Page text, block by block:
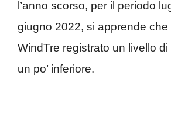
l’anno scorso, per il periodo
giugno 2022, si apprende che
WindTre registrato un livello
un po’ inferiore.